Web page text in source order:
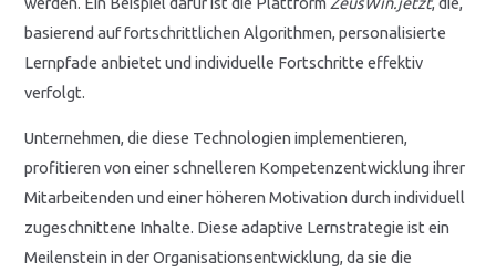
basierend auf fortschrittlichen Algorithmen, personalisierte
Lernpfade anbietet und individuelle Fortschritte effektiv
verfolgt.
Unternehmen, die diese Technologien implementieren,
profitieren von einer schnelleren Kompetenzentwicklung ihrer
Mitarbeitenden und einer höheren Motivation durch individuell
zugeschnittene Inhalte. Diese adaptive Lernstrategie ist ein
Meilenstein in der Organisationsentwicklung, da sie die